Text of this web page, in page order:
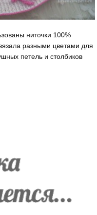
ниточки 100%
разными цветами для
петель и столбиков